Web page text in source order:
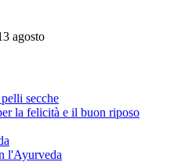
agosto
secche
la felicità e il buon riposo
l'Ayurveda